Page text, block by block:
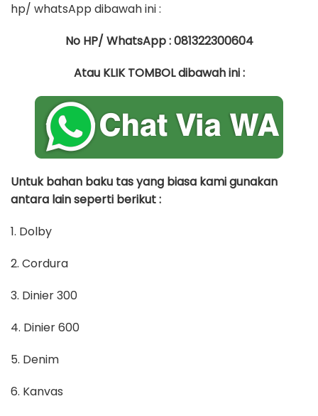
hp/ whatsApp dibawah ini :
No HP/ WhatsApp : 081322300604
Atau KLIK TOMBOL dibawah ini :
Untuk bahan baku tas yang biasa kami gunakan
antara lain seperti berikut :
1. Dolby
2. Cordura
3. Dinier 300
4. Dinier 600
5. Denim
6. Kanvas